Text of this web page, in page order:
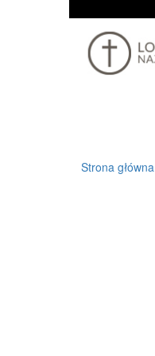
Strona główna